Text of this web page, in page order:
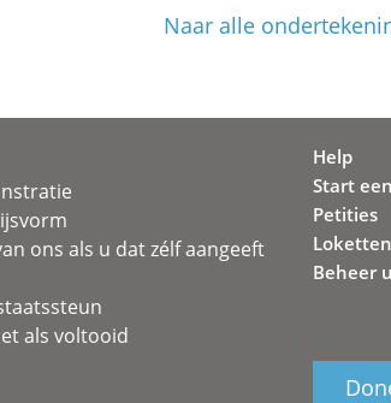
Naar alle
ons als u dat zélf aangeeft
als voltooid
Help
Start
Petities
Loketten
Beheer